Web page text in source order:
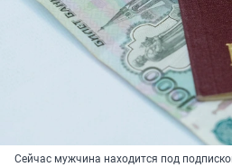
Сейчас мужчина находится под